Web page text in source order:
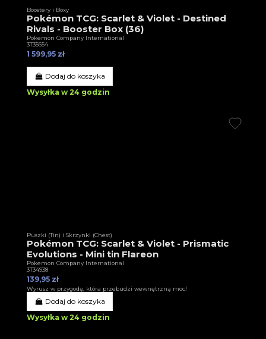
Boostery i Boxy
Pokémon TCG: Scarlet & Violet - Destined
Rivals - Booster Box (36)
Pokemon Company International
3T35654
1 599,95 zł
Dodaj do koszyka
Wysyłka w 24 godzin
Puszki (Tin) i Skrzynki (Chest)
Pokémon TCG: Scarlet & Violet - Prismatic
Evolutions - Mini tin Flareon
Pokemon Company International
3T34938
139,95 zł
Wyrusz w przygodę, która przebudzi wewnętrzną moc!
Dodaj do koszyka
Wysyłka w 24 godzin